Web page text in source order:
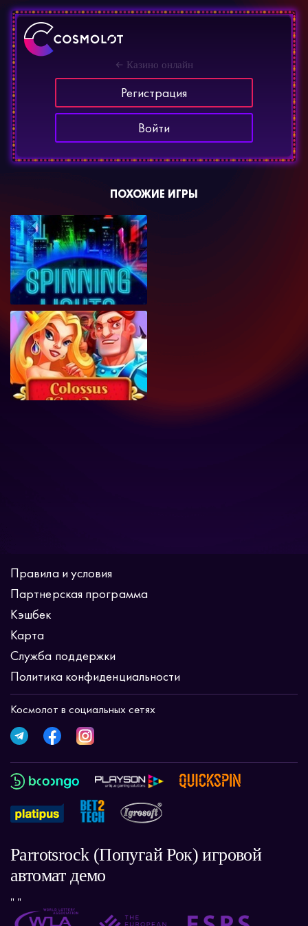
Казино онлайн
Регистрация
Войти
ПОХОЖИЕ ИГРЫ
Правила и условия
Партнерская программа
Кэшбек
Карта
Служба поддержки
Политика конфиденциальности
Космолот в социальных сетях
Parrotsrock (Попугай Рок) игровой
автомат демо
" "